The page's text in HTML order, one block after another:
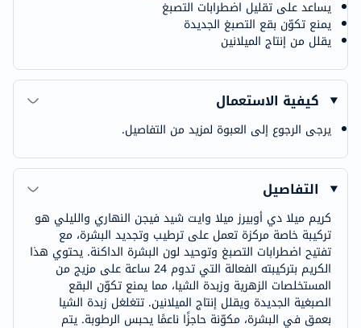
يساعد على تقليل اضطرابات التصبغ
يمنع تكوّن بقع التصبغ الجديدة
يقلل من إنتاج الميلانين
كيفية الاستعمال
يرجى الرجوع إلى العبوة لمزيد من التفاصيل.
التفاصيل
كريم ميلا دي أوبيرز ميلا وايت شيد فيجن النهاري والليلي هو
تركيبة خاصة مركزة تعمل على ترطيب وتجديد البشرة، مع
تفتيح اضطرابات التصبغ وتوحيد لون البشرة الداكنة. يحتوي هذا
الكريم بتركيبته الفعالة التي تدوم 24 ساعة على مزيج من
المستخلصات الزهرية وزبدة الشيا، مما يمنع تكوّن البقع
الصبغية الجديدة ويقلل إنتاج الميلانين. تتغلغل زبدة الشيا
بعمق في البشرة، مكوّنة حاجزًا ناعمًا يحبس الرطوبة. يتم